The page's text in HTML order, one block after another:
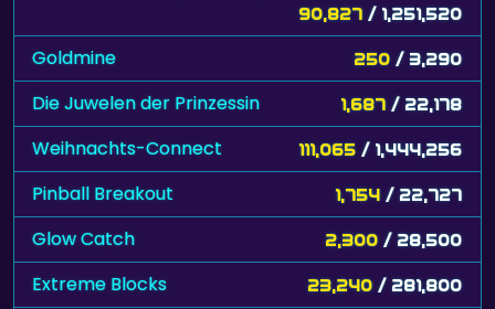
90,827 / 1,251,520
Goldmine 250 / 3,290
Die Juwelen der Prinzessin 1,687 / 22,178
Weihnachts-Connect 111,065 / 1,444,256
Pinball Breakout 1,754 / 22,727
Glow Catch 2,300 / 28,500
Extreme Blocks 23,240 / 281,800